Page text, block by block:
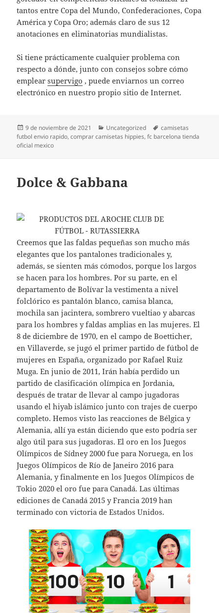
tantos entre Copa del Mundo, Confederaciones, Copa
América y Copa Oro; además claro de sus 12
anotaciones en eliminatorias mundialistas.
Si tiene prácticamente cualquier problema con
respecto a dónde, junto con consejos sobre cómo
emplearsupervigo , puede enviarnos un correo
electrónico en nuestro propio sitio de Internet.
Publicado
el
9 de noviembre de 2021 Categorías
Uncategorized Etiquetas
camisetas
futbol envio rapido,comprar camisetas hippies,fc barcelona tienda
oficial mexico
Dolce & Gabbana
Creemos que las faldas pequeñas son mucho más
elegantes que los pantalones tradicionales y,
además, se sienten más cómodos, porque los largos
se hacen para los hombres. Por su parte, en el
departamento de Bolívar la vestimenta a nivel
folclórico es pantalón blanco, camisa blanca,
mochila san jacintera, sombrero vueltiao y abarcas
para los hombres y faldas amplias en las mujeres. El
8 de diciembre de 1970, en el campo de Boetticher,
en Villaverde, se jugó el primer partido de fútbol de
mujeres en España, organizado por Rafael Ruiz
Muga. En junio de 2011, Irán había perdido un
partido de clasificación olímpica en Jordania,
después de tratar de llevar al campo jugadoras
usando el hiyab islámico junto con trajes de cuerpo
completo. Hemos visto las reacciones de Bélgica y
Alemania, allí ya están diciendo que esto podría ser
algo útil para sus jugadoras. El oro en los Juegos
Olímpicos de Sídney 2000 fue para Noruega, en los
Juegos Olímpicos de Río de Janeiro 2016 para
Alemania, y finalmente en los Juegos Olímpicos de
Tokio 2020 el oro fue para Canadá. Las últimas
ediciones de Canadá 2015 y Francia 2019 han
terminado con victoria de Estados Unidos.